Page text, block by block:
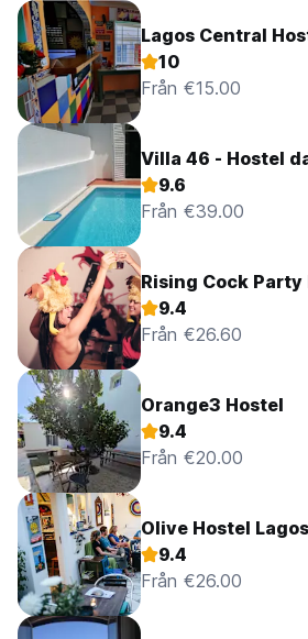
Lagos Central
10
Från €15.00
Villa 46 - Hostel
9.6
Från €39.00
Rising Cock Party
9.4
Från €26.60
Orange3 Hostel
9.4
Från €20.00
Olive Hostel Lagos
9.4
Från €26.00